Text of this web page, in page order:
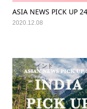
ASIA NEWS PICK UP 24
2020.12.08
インド